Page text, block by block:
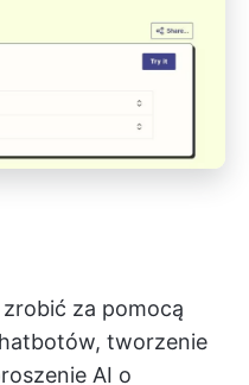
za pomocą
tworzenie
AI o